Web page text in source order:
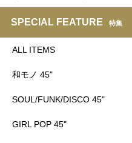
SPECIAL FEATURE 特集
ALL ITEMS
和モノ 45"
SOUL/FUNK/DISCO 45"
GIRL POP 45"